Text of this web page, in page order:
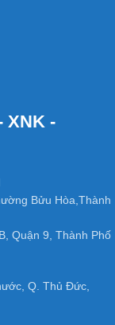
không bị
tăng cường
mối mọt.
trầy xước , dễ
XNK -
Bửu Hòa,Thành
Quận 9, Thành Phố
Q. Thủ Đức,